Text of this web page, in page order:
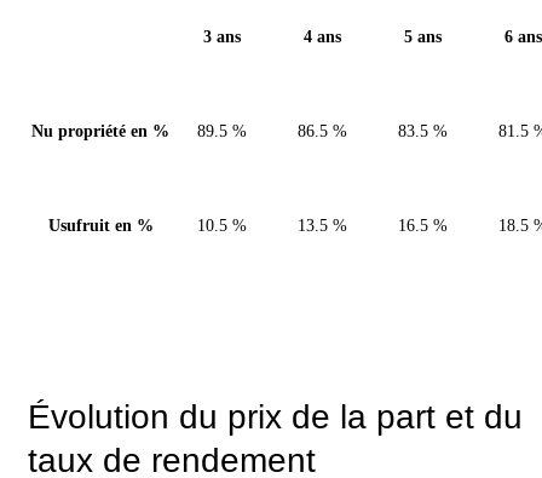
3 ans 4 ans 5 ans 6 ans
Nu propriété en % 89.5 % 86.5 % 83.5 % 81.5
Usufruit en % 10.5 % 13.5 % 16.5 % 18.5
Évolution du prix de la part et du
taux de rendement